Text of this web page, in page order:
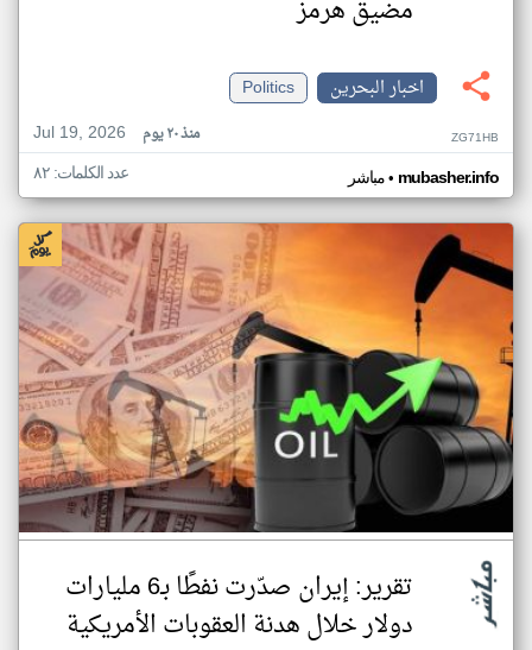
مضيق هرمز
اخبار البحرين
Politics
Jul 19, 2026
منذ ٢٠ يوم ZG71HB
مباشر• mubasher.info عدد الكلمات: ٨٢
تقرير: إيران صدّرت نفطًا بـ6 مليارات
دولار خلال هدنة العقوبات الأمريكية